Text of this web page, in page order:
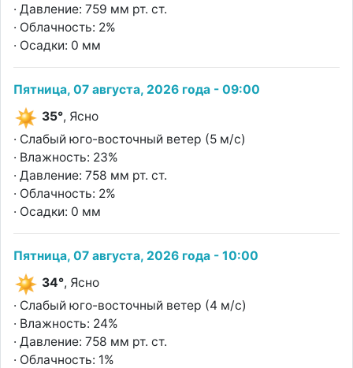
· Давление: 759 мм рт. ст.
· Облачность: 2%
· Осадки: 0 мм
Пятница, 07 августа, 2026 года - 09:00
35°, Ясно
· Слабый юго-восточный ветер (5 м/с)
· Влажность: 23%
· Давление: 758 мм рт. ст.
· Облачность: 2%
· Осадки: 0 мм
Пятница, 07 августа, 2026 года - 10:00
34°, Ясно
· Слабый юго-восточный ветер (4 м/с)
· Влажность: 24%
· Давление: 758 мм рт. ст.
· Облачность: 1%